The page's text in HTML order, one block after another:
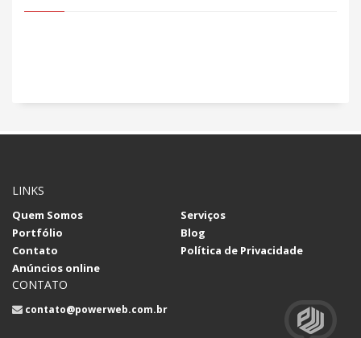
LINKS
Quem Somos
Serviços
Portfólio
Blog
Contato
Política de Privacidade
Anúncios online
CONTATO
contato@powerweb.com.br